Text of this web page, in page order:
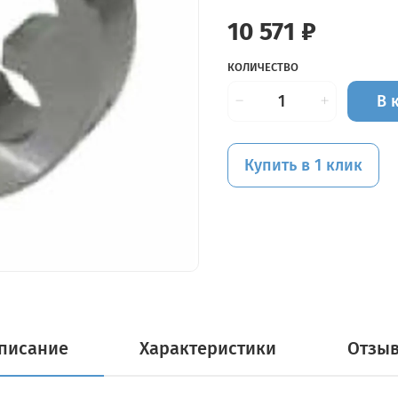
10 571 ₽
КОЛИЧЕСТВО
В
Купить в 1 клик
Характеристики